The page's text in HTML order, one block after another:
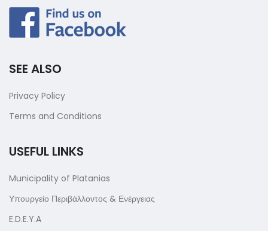
SEE ALSO
Privacy Policy
Terms and Conditions
USEFUL LINKS
Municipality of Platanias
Υπουργείο Περιβάλλοντος & Ενέργειας
E.D.E.Y.A